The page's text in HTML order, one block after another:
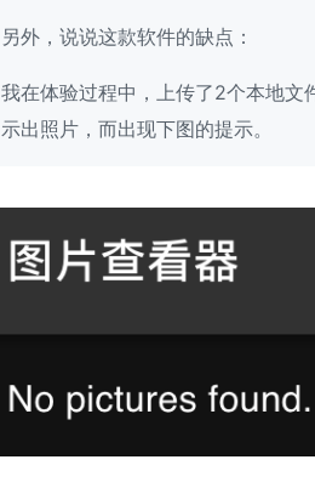
另外，说说这款软件的缺点：
我在体验过程中，上传了2个本地文
示出照片，而出现下图的提示。